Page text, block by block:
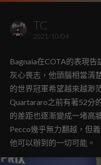
TC
2021/10/04
Bagnaia在COTA的表現
灰心喪志，他頭腦相當清
的世界冠軍希望越來越渺
Quartararo之前有著52分
的差距也逐漸變成一堵高
Pecco幾乎無力翻越，但
他可以辦到的一切可能。